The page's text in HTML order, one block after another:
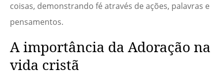
coisas, demonstrando fé através de ações, palavras e
pensamentos.
A importância da Adoração na
vida cristã